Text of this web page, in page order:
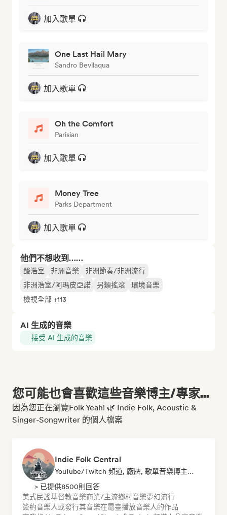
加入歌單
One Last Hail Mary
Sandro Bevilaqua
加入歌單
Oh the Comfort
Parisian
加入歌單
Money Tree
Parks Department
加入歌單
他們不想收到……
酸浩室 非洲音樂
非洲節奏/非洲流行
非洲浩室/阿瑪皮亞諾
另類搖滾
環境音樂
檢視全部 +113
AI 生成的音樂
接受 AI 生成的音樂
您可能也會喜歡這些音樂博主/專家...
因為您正在瀏覽Folk Yeah! 🌿 Indie Folk, Acoustic &
Singer-Songwriter 的個人檔案
Indie Folk Central
YouTube/Twitch 頻道, 廠牌, 歌單音樂博主, 廣播電臺
> 已提供8500則回答
美式民謠基督教音樂商業/主流鄉村音樂夢幻流行
簽約音樂人或發行其音樂在電臺播放音樂人的作品